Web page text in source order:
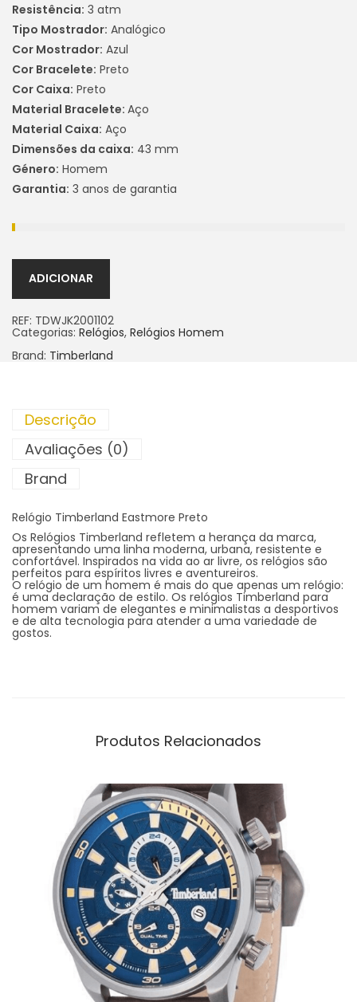
Resistência: 3 atm
Tipo Mostrador: Analógico
Cor Mostrador: Azul
Cor Bracelete: Preto
Cor Caixa: Preto
Material Bracelete: Aço
Material Caixa: Aço
Dimensões da caixa: 43 mm
Género: Homem
Garantia: 3 anos de garantia
ADICIONAR
REF: TDWJK2001102
Categorias: Relógios, Relógios Homem
Brand: Timberland
Descrição
Avaliações (0)
Brand
Relógio Timberland Eastmore Preto
Os Relógios Timberland refletem a herança da marca,
apresentando uma linha moderna, urbana, resistente e
confortável. Inspirados na vida ao ar livre, os relógios são
perfeitos para espíritos livres e aventureiros.
O relógio de um homem é mais do que apenas um relógio:
é uma declaração de estilo. Os relógios Timberland para
homem variam de elegantes e minimalistas a desportivos
e de alta tecnologia para atender a uma variedade de
gostos.
Produtos Relacionados